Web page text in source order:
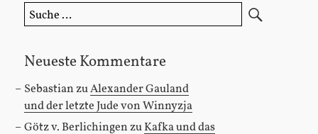
Suche
nach:
Neueste Kommentare
Sebastian zuAlexander Gauland
und der letzte Jude von Winnyzja
Götz v. Berlichingen zuKafka und das